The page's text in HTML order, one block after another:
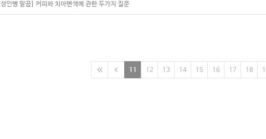
[성인병 말끔] 커피와 치아변색에 관한 두가지 질문
11 12 13 14 15 16 17 18